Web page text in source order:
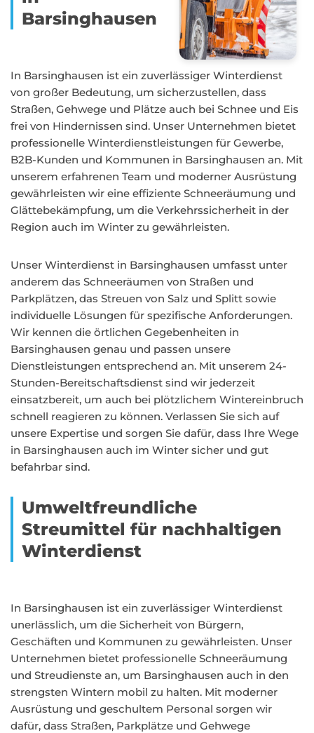
Barsinghausen
In Barsinghausen ist ein zuverlässiger Winterdienst
von großer Bedeutung, um sicherzustellen, dass
Straßen, Gehwege und Plätze auch bei Schnee und Eis
frei von Hindernissen sind. Unser Unternehmen bietet
professionelle Winterdienstleistungen für Gewerbe,
B2B-Kunden und Kommunen in Barsinghausen an. Mit
unserem erfahrenen Team und moderner Ausrüstung
gewährleisten wir eine effiziente Schneeräumung und
Glättebekämpfung, um die Verkehrssicherheit in der
Region auch im Winter zu gewährleisten.
Unser Winterdienst in Barsinghausen umfasst unter
anderem das Schneeräumen von Straßen und
Parkplätzen, das Streuen von Salz und Splitt sowie
individuelle Lösungen für spezifische Anforderungen.
Wir kennen die örtlichen Gegebenheiten in
Barsinghausen genau und passen unsere
Dienstleistungen entsprechend an. Mit unserem 24-
Stunden-Bereitschaftsdienst sind wir jederzeit
einsatzbereit, um auch bei plötzlichem Wintereinbruch
schnell reagieren zu können. Verlassen Sie sich auf
unsere Expertise und sorgen Sie dafür, dass Ihre Wege
in Barsinghausen auch im Winter sicher und gut
befahrbar sind.
Umweltfreundliche
Streumittel für nachhaltigen
Winterdienst
In Barsinghausen ist ein zuverlässiger Winterdienst
unerlässlich, um die Sicherheit von Bürgern,
Geschäften und Kommunen zu gewährleisten. Unser
Unternehmen bietet professionelle Schneeräumung
und Streudienste an, um Barsinghausen auch in den
strengsten Wintern mobil zu halten. Mit moderner
Ausrüstung und geschultem Personal sorgen wir
dafür, dass Straßen, Parkplätze und Gehwege